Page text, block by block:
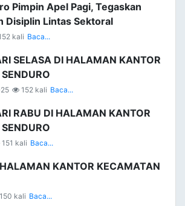
Pimpin Apel Pagi, Tegaskan
Disiplin Lintas Sektoral
kali Baca...
SELASA DI HALAMAN KANTOR
152 kali Baca...
RABU DI HALAMAN KANTOR
151 kali Baca...
KANTOR KECAMATAN
150 kali Baca...